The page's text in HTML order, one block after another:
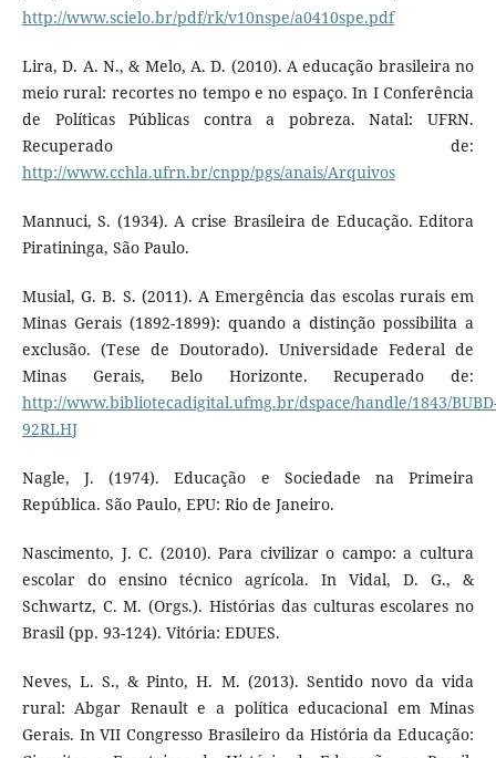
http://www.scielo.br/pdf/rk/v10nspe/a0410spe.pdf
Lira, D. A. N., & Melo, A. D. (2010). A educação brasileira no
meio rural: recortes no tempo e no espaço. In I Conferência
de Políticas Públicas contra a pobreza. Natal: UFRN.
Recuperado de:
http://www.cchla.ufrn.br/cnpp/pgs/anais/Arquivos
Mannuci, S. (1934). A crise Brasileira de Educação. Editora
Piratininga, São Paulo.
Musial, G. B. S. (2011). A Emergência das escolas rurais em
Minas Gerais (1892-1899): quando a distinção possibilita a
exclusão. (Tese de Doutorado). Universidade Federal de
Minas Gerais, Belo Horizonte. Recuperado de:
http://www.bibliotecadigital.ufmg.br/dspace/handle/1843/
92RLHJ
Nagle, J. (1974). Educação e Sociedade na Primeira
República. São Paulo, EPU: Rio de Janeiro.
Nascimento, J. C. (2010). Para civilizar o campo: a cultura
escolar do ensino técnico agrícola. In Vidal, D. G., &
Schwartz, C. M. (Orgs.). Histórias das culturas escolares no
Brasil (pp. 93-124). Vitória: EDUES.
Neves, L. S., & Pinto, H. M. (2013). Sentido novo da vida
rural: Abgar Renault e a política educacional em Minas
Gerais. In VII Congresso Brasileiro da História da Educação: